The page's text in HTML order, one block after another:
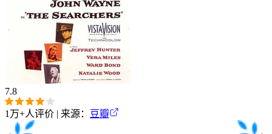
7.8
1万+人评价 | 来源： 豆瓣